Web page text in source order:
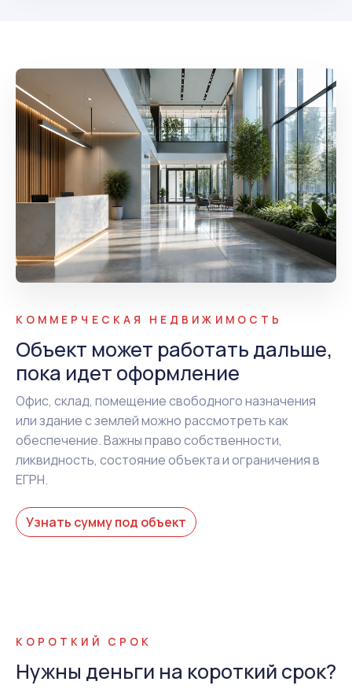
КОММЕРЧЕСКАЯ НЕДВИЖИМОСТЬ
Объект может работать дальше,
пока идет оформление
Офис, склад, помещение свободного назначения
или здание с землей можно рассмотреть как
обеспечение. Важны право собственности,
ликвидность, состояние объекта и ограничения в
ЕГРН.
Узнать сумму под объект
КОРОТКИЙ СРОК
Нужны деньги на короткий срок?